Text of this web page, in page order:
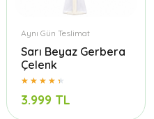
Aynı Gün Teslimat
Sarı Beyaz Gerbera
Çelenk
3.999 TL